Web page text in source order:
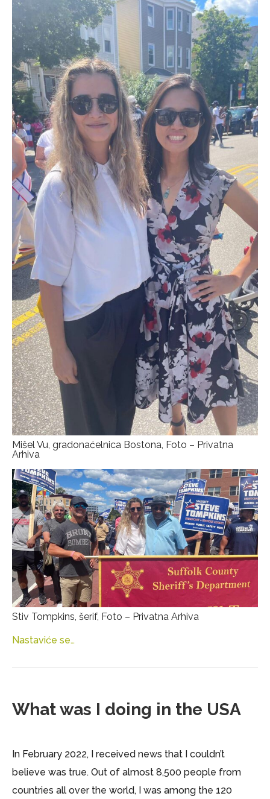
Mišel Vu, gradonaćelnica Bostona, Foto – Privatna
Arhiva
Stiv Tompkins, šerif, Foto – Privatna Arhiva
Nastaviće se…
What was I doing in the USA
In February 2022, I received news that I couldn’t
believe was true. Out of almost 8,500 people from
countries all over the world, I was among the 120